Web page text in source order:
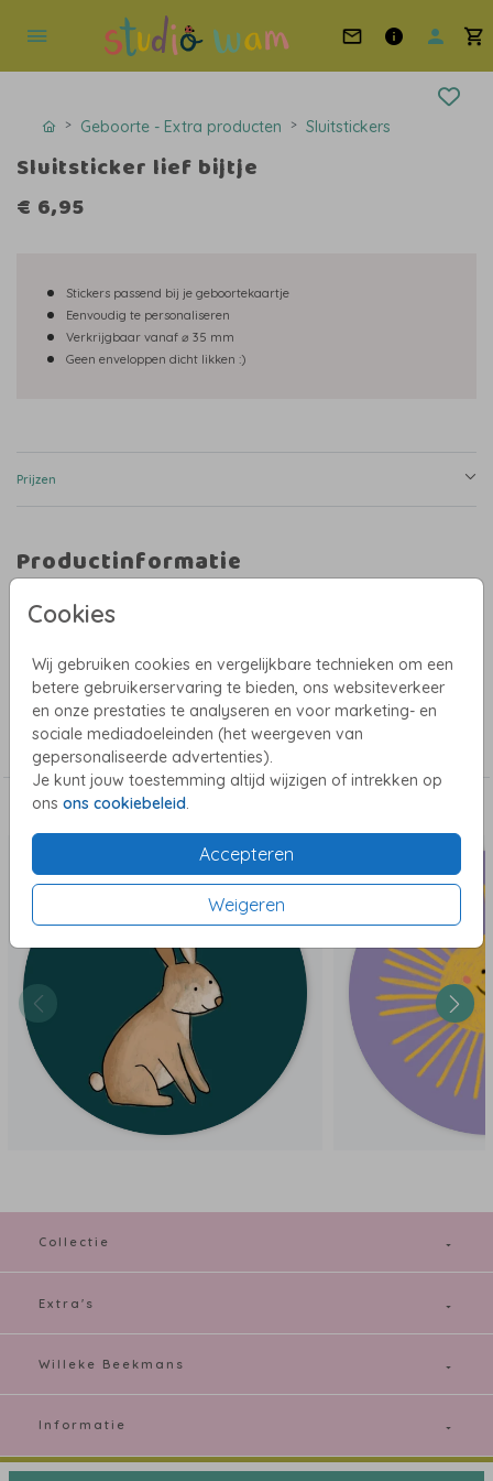
Cookies
Wij gebruiken cookies en vergelijkbare technieken om een
betere gebruikerservaring te bieden, ons websiteverkeer
en onze prestaties te analyseren en voor marketing- en
sociale mediadoeleinden (het weergeven van
gepersonaliseerde advertenties).
Je kunt jouw toestemming altijd wijzigen of intrekken op
ons ons cookiebeleid.
Accepteren
Weigeren
Geboorte - Extra producten Sluitstickers
Sluitsticker lief bijtje
€ 6,95
Stickers passend bij je geboortekaartje
Eenvoudig te personaliseren
Verkrijgbaar vanaf ⌀ 35 mm
Geen enveloppen dicht likken :)
Prijzen
Productinformatie
Omschrijving
aan, maar maak het niet té gedetailleerd.
Collectie
Sluitstickers
Dit vind je misschien ook leuk
Collectie
Extra's
Willeke Beekmans
Informatie